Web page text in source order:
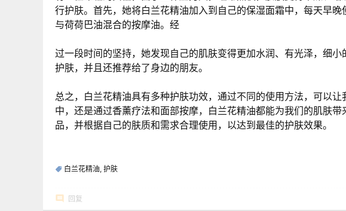
行护肤。首先，她将白兰花精油加入到自己的保湿面霜中，每天早
与荷荷巴油混合的按摩油。经
过一段时间的坚持，她发现自己的肌肤变得更加水润、有光泽，细
护肤，并且还推荐给了身边的朋友。
总之，白兰花精油具有多种护肤功效，通过不同的使用方法，可以
中，还是通过香薰疗法和面部按摩，白兰花精油都能为我们的肌肤
品，并根据自己的肤质和需求合理使用，以达到最佳的护肤效果。
白兰花精油, 护肤
回复